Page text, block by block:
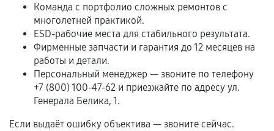
Обращение после окончания гарантийного
срока.
Программные сбои, если это не указано в
отдельных условиях.
Если комплектующие куплены
самостоятельно
Команда с портфолио сложных ремонтов с
многолетней практикой.
ESD-рабочие места для стабильного результата.
Фирменные запчасти и гарантия до 12 месяцев на
работы и детали.
Персональный менеджер — звоните по телефону
+7 (800) 100-47-62 и приезжайте по адресу ул.
Генерала Белика, 1.
Если выдаёт ошибку объектива — звоните сейчас.